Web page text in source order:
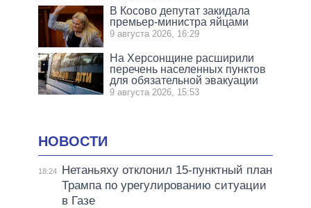
В Косово депутат закидала
премьер-министра яйцами
9 августа 2026, 16:29
На Херсонщине расширили
перечень населенных пунктов
для обязательной эвакуации
9 августа 2026, 15:53
НОВОСТИ
18:24
Нетаньяху отклонил 15-пунктный план
Трампа по урегулированию ситуации
в Газе